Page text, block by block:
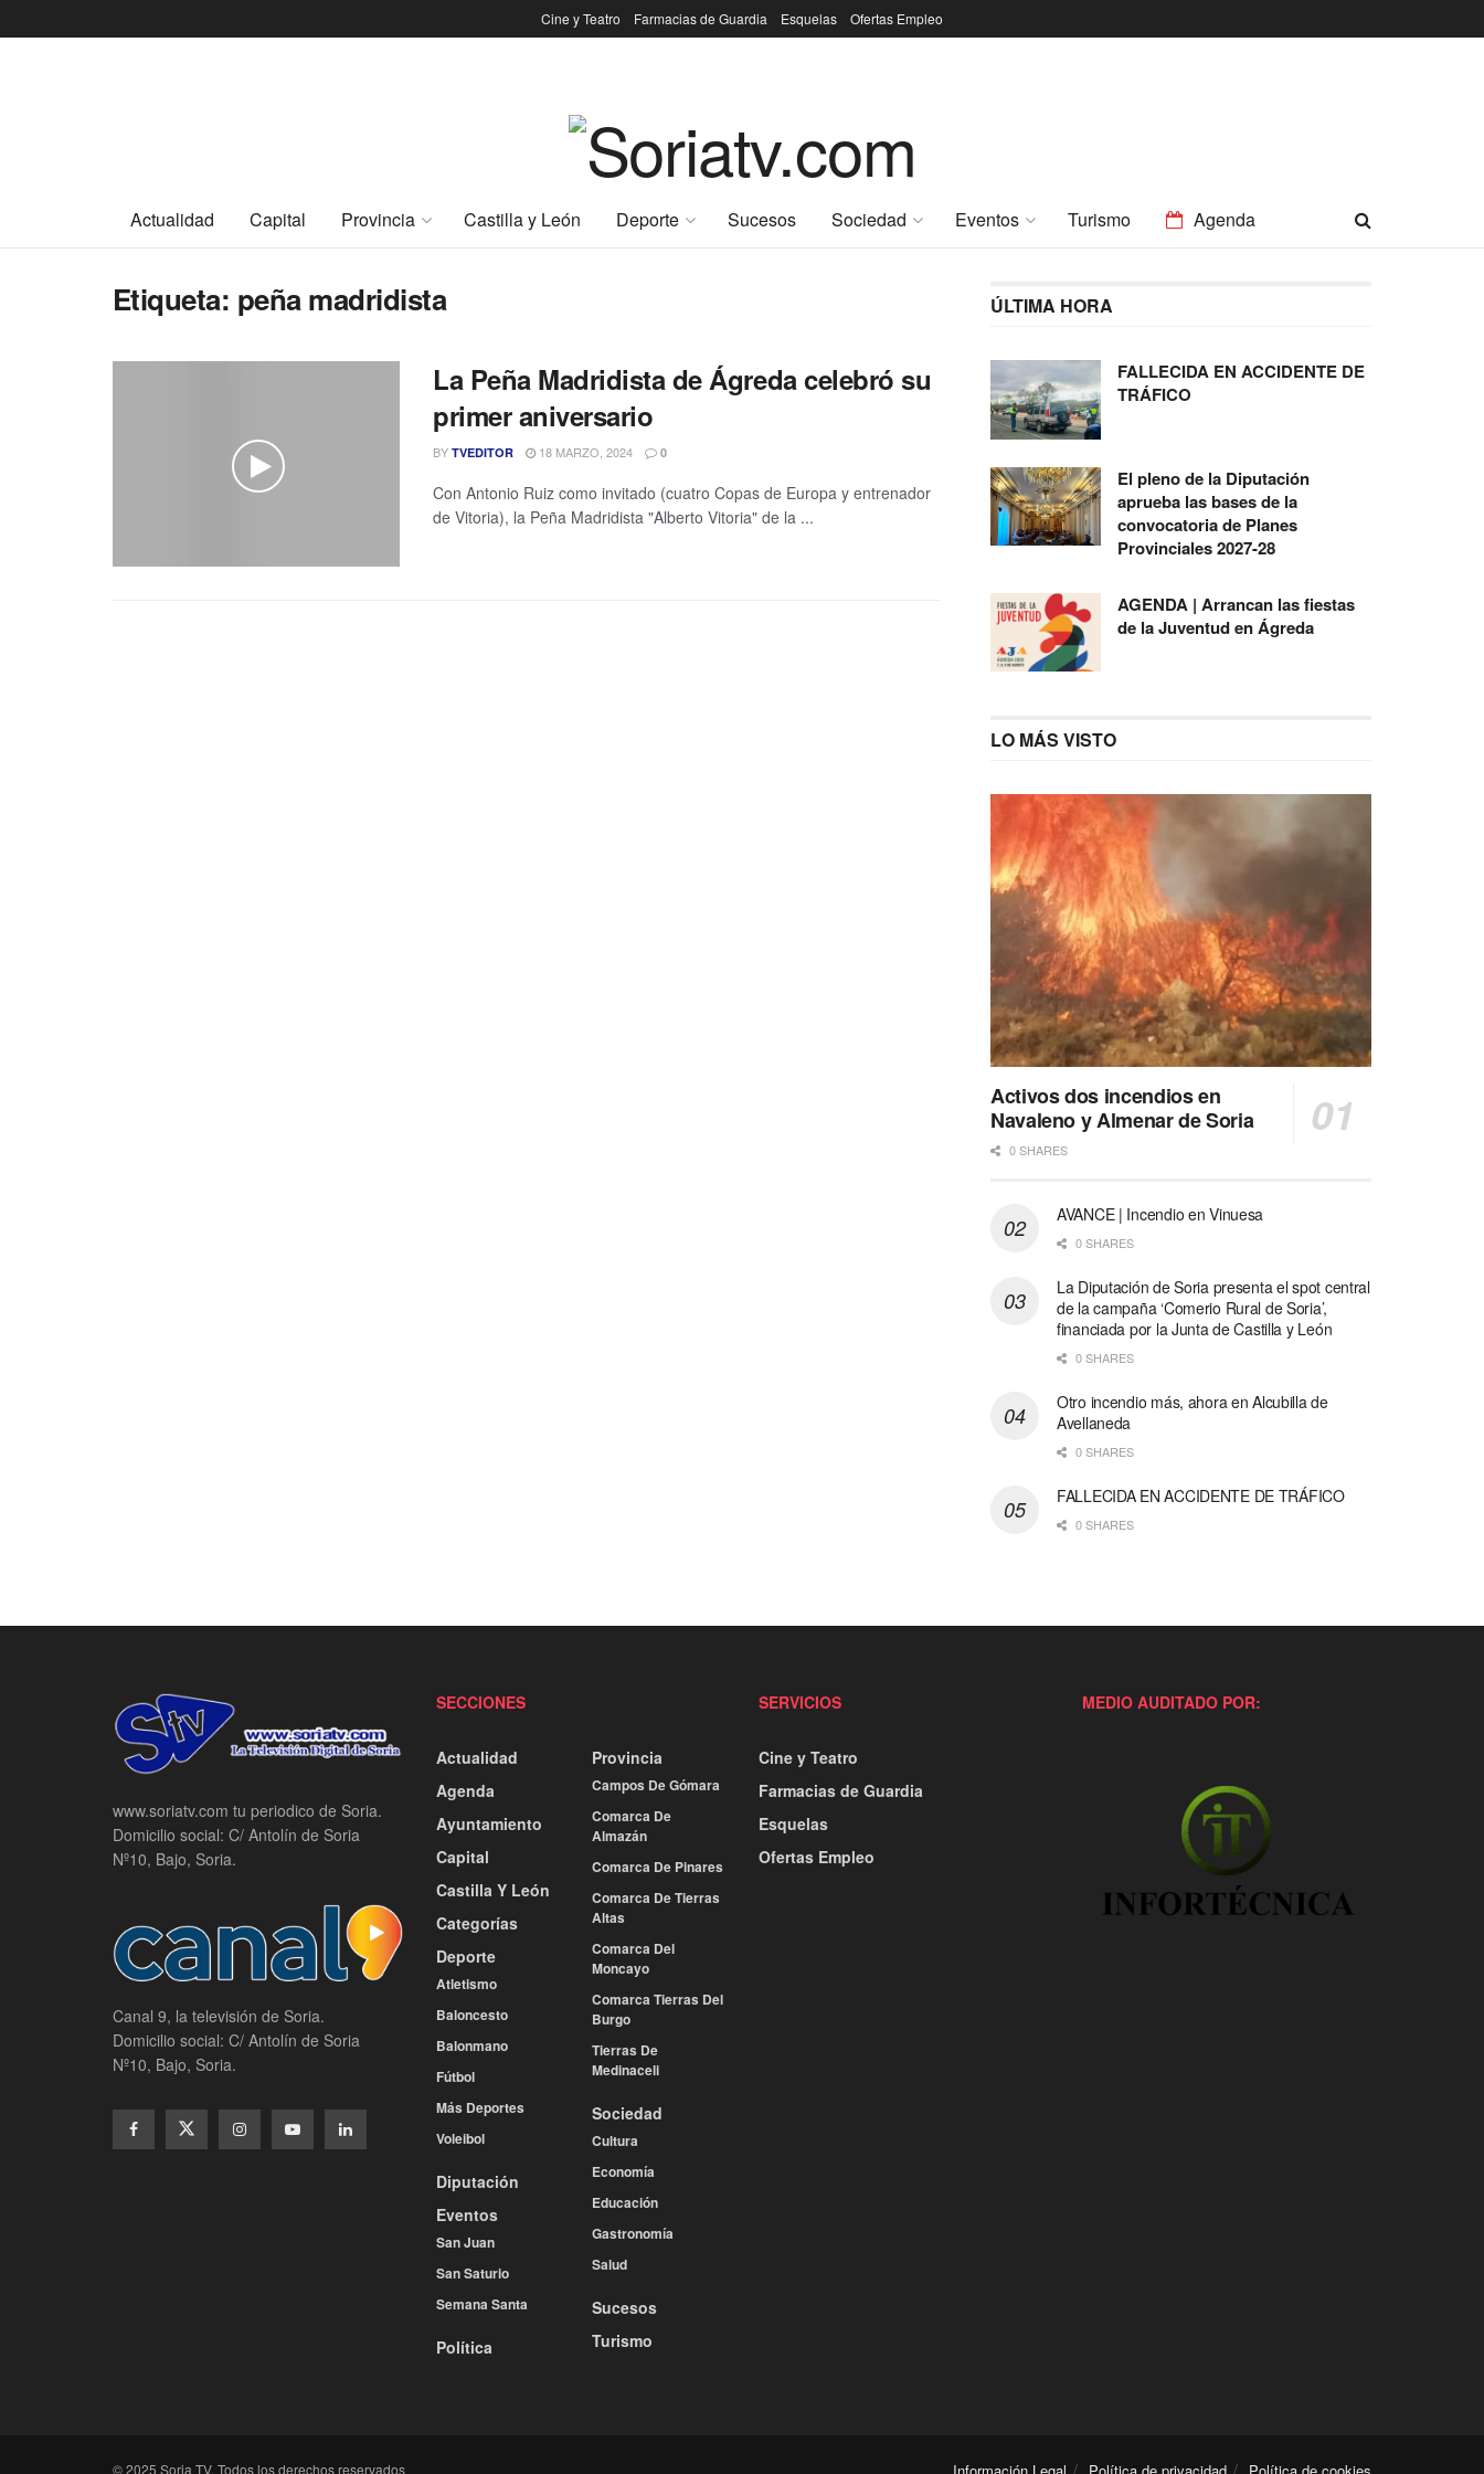
Cine y Teatro Farmacias de Guardia Esquelas Ofertas Empleo
Actualidad Capital Provincia Castilla y León Deporte Sucesos Sociedad Eventos Turismo Agenda
Etiqueta: peña madridista
La Peña Madridista de Ágreda celebró su
primer aniversario
BY TVEDITOR 18 MARZO, 2024 0
Con Antonio Ruiz como invitado (cuatro Copas de Europa y entrenador
de Vitoria), la Peña Madridista "Alberto Vitoria" de la ...
ÚLTIMA HORA
FALLECIDA EN ACCIDENTE DE
TRÁFICO
El pleno de la Diputación
aprueba las bases de la
convocatoria de Planes
Provinciales 2027-28
AGENDA | Arrancan las fiestas
de la Juventud en Ágreda
LO MÁS VISTO
Activos dos incendios en
Navaleno y Almenar de Soria
0 SHARES
AVANCE | Incendio en Vinuesa
0 SHARES
La Diputación de Soria presenta el spot central
de la campaña ‘Comerio Rural de Soria’,
financiada por la Junta de Castilla y León
0 SHARES
Otro incendio más, ahora en Alcubilla de
Avellaneda
0 SHARES
FALLECIDA EN ACCIDENTE DE TRÁFICO
0 SHARES
www.soriatv.com tu periodico de Soria.
Domicilio social: C/ Antolín de Soria
Nº10, Bajo, Soria.
Canal 9, la televisión de Soria.
Domicilio social: C/ Antolín de Soria
Nº10, Bajo, Soria.
SECCIONES
Actualidad
Agenda
Ayuntamiento
Capital
Castilla Y León
Categorías
Deporte
Atletismo
Baloncesto
Balonmano
Fútbol
Más Deportes
Voleibol
Diputación
Eventos
San Juan
San Saturio
Semana Santa
Política
Provincia
Campos De Gómara
Comarca De
Almazán
Comarca De Pinares
Comarca De Tierras
Altas
Comarca Del
Moncayo
Comarca Tierras Del
Burgo
Tierras De
Medinaceli
Sociedad
Cultura
Economía
Educación
Gastronomía
Salud
Sucesos
Turismo
SERVICIOS
Cine y Teatro
Farmacias de Guardia
Esquelas
Ofertas Empleo
MEDIO AUDITADO POR:
Información Legal Política de privacidad Política de cookies
© 2025 Soria TV. Todos los derechos reservados